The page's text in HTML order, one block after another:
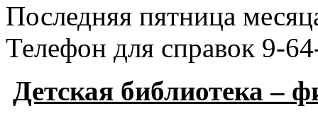
Последняя пятница
Телефон для справок 9-
Детская библиотека –